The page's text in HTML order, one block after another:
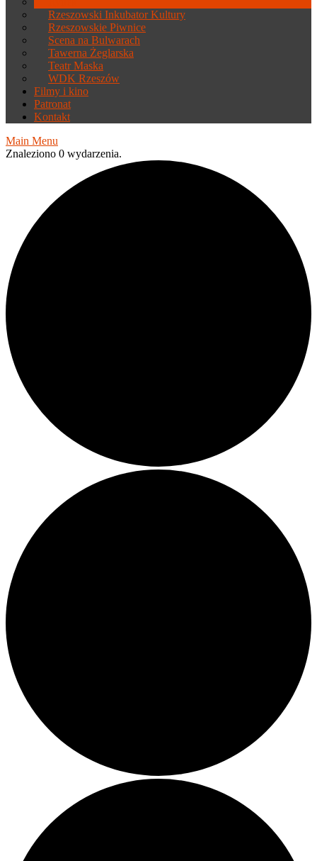
Rzeszowski Inkubator Kultury
Rzeszowskie Piwnice
Scena na Bulwarach
Tawerna Żeglarska
Teatr Maska
WDK Rzeszów
Filmy i kino
Patronat
Kontakt
Main Menu
Znaleziono 0 wydarzenia.